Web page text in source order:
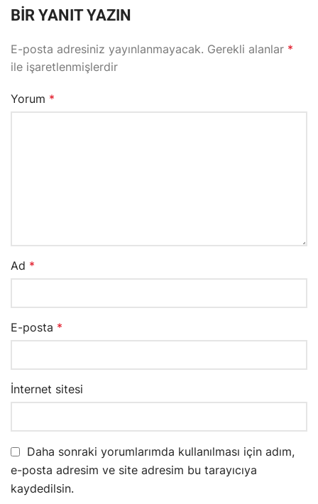
BIR YANIT YAZIN
E-posta adresiniz yayınlanmayacak. Gerekli alanlar *
ile işaretlenmişlerdir
Yorum *
Ad *
E-posta *
İnternet sitesi
Daha sonraki yorumlarımda kullanılması için adım,
e-posta adresim ve site adresim bu tarayıcıya
kaydedilsin.